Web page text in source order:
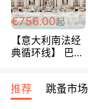
€756.00起
【意大利南法经
典循环线】 巴黎
宾馆 108欧/天起
全程756欧/位
推荐 跳蚤市场